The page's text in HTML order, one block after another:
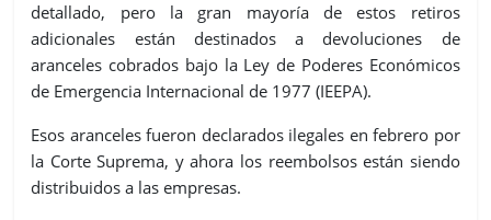
detallado, pero la gran mayoría de estos retiros
adicionales están destinados a devoluciones de
aranceles cobrados bajo la Ley de Poderes Económicos
de Emergencia Internacional de 1977 (IEEPA).
Esos aranceles fueron declarados ilegales en febrero por
la Corte Suprema, y ahora los reembolsos están siendo
distribuidos a las empresas.